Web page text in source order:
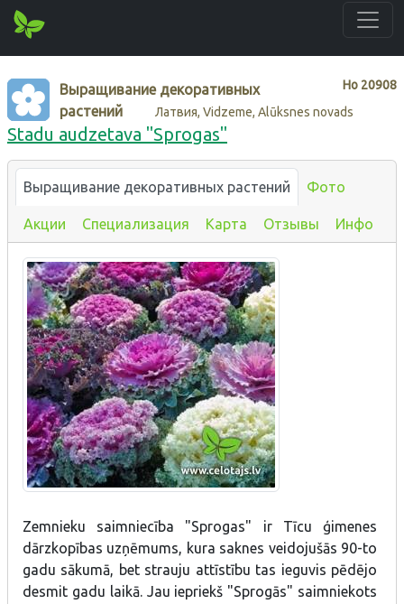
Нo 20908
Выращивание декоративных
растений
Латвия, Vidzeme, Alūksnes novads
Stadu audzetava "Sprogas"
Выращивание декоративных растений Фото
Акции Специализация Карта Отзывы Инфо
Zemnieku saimniecība "Sprogas" ir Tīcu ģimenes
dārzkopības uzņēmums, kura saknes veidojušās 90-to
gadu sākumā, bet strauju attīstību tas ieguvis pēdējo
desmit gadu laikā. Jau iepriekš "Sprogās" saimniekots